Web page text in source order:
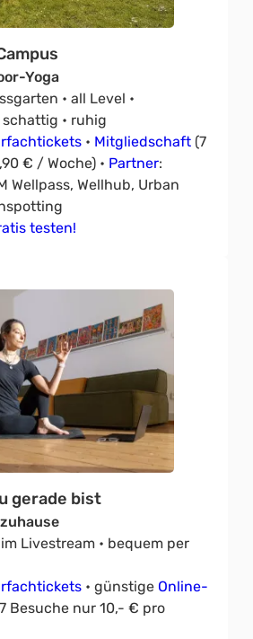
Yoga
• all Level •
• ruhig
• Mitgliedschaft (7
€ / Woche) • Partner:
Wellpass, Wellhub, Urban
testen!
gerade bist
Livestream • bequem per
• günstige Online-
Besuche nur 10,- € pro